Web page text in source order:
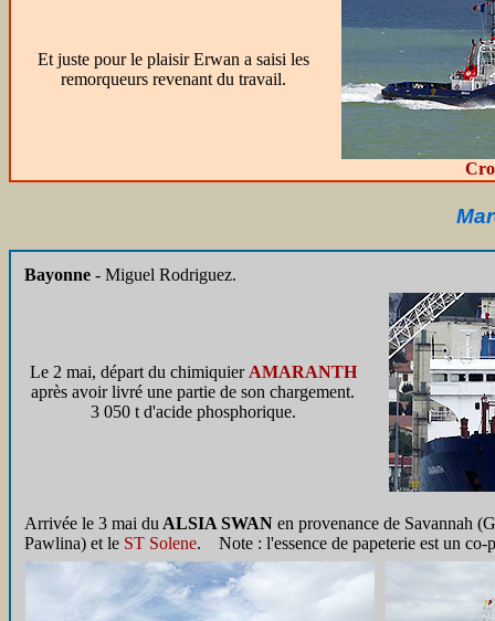
Et juste pour le plaisir Erwan a saisi les
remorqueurs revenant du travail.
Bayonne - Miguel Rodriguez.
Le 2 mai, départ du chimiquier AMARANTH
après avoir livré une partie de son chargement.
3 050 t d'acide phosphorique.
Arrivée le 3 mai du ALSIA SWAN en provenance de Savannah
Pawlina) et le ST Solene. Note : l'essence de papeterie est un